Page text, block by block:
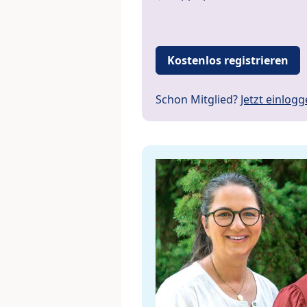
Kostenlos registrieren
Schon Mitglied? Jetzt